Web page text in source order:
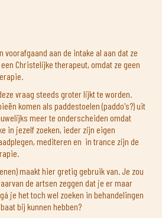
voorafgaand aan de intake al aan dat ze
Christelijke therapeut, omdat ze geen
vraag steeds groter lijkt te worden.
komen als paddestoelen (paddo's?) uit
meer te onderscheiden omdat
in jezelf zoeken, ieder zijn eigen
mediteren en in trance zijn de
maakt hier gretig gebruik van. Je zou
de artsen zeggen dat je er maar
je het toch wel zoeken in behandelingen
bij kunnen hebben?